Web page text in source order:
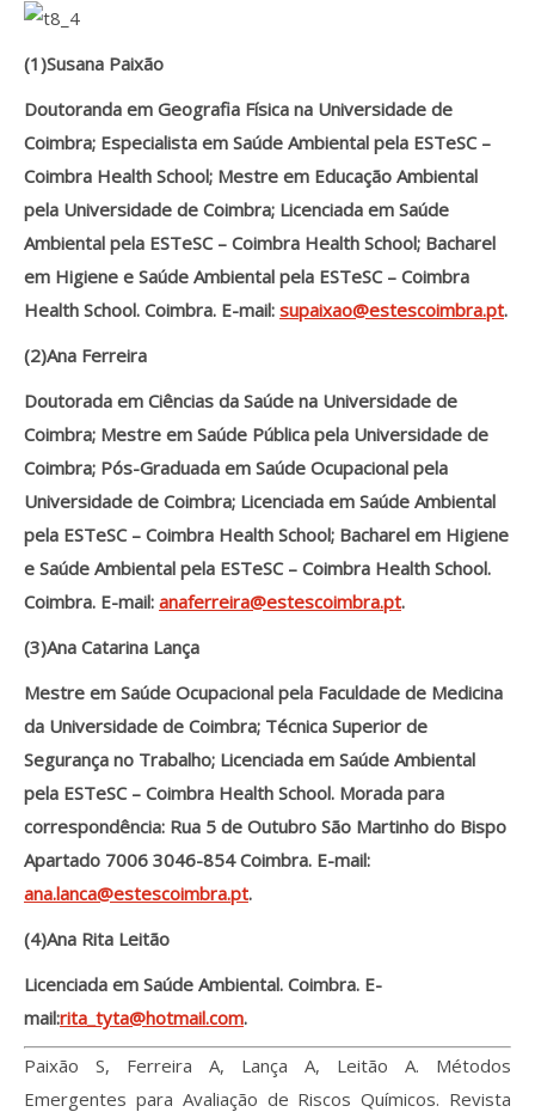
(1)Susana Paixão
Doutoranda em Geografia Física na Universidade de
Coimbra; Especialista em Saúde Ambiental pela ESTeSC –
Coimbra Health School; Mestre em Educação Ambiental
pela Universidade de Coimbra; Licenciada em Saúde
Ambiental pela ESTeSC – Coimbra Health School; Bacharel
em Higiene e Saúde Ambiental pela ESTeSC – Coimbra
Health School. Coimbra. E-mail: supaixao@estescoimbra.pt.
(2)Ana Ferreira
Doutorada em Ciências da Saúde na Universidade de
Coimbra; Mestre em Saúde Pública pela Universidade de
Coimbra; Pós-Graduada em Saúde Ocupacional pela
Universidade de Coimbra; Licenciada em Saúde Ambiental
pela ESTeSC – Coimbra Health School; Bacharel em Higiene
e Saúde Ambiental pela ESTeSC – Coimbra Health School.
Coimbra. E-mail: anaferreira@estescoimbra.pt.
(3)Ana Catarina Lança
Mestre em Saúde Ocupacional pela Faculdade de Medicina
da Universidade de Coimbra; Técnica Superior de
Segurança no Trabalho; Licenciada em Saúde Ambiental
pela ESTeSC – Coimbra Health School. Morada para
correspondência: Rua 5 de Outubro São Martinho do Bispo
Apartado 7006 3046-854 Coimbra. E-mail:
ana.lanca@estescoimbra.pt.
(4)Ana Rita Leitão
Licenciada em Saúde Ambiental. Coimbra. E-
mail:rita_tyta@hotmail.com.
Paixão S, Ferreira A, Lança A, Leitão A. Métodos
Emergentes para Avaliação de Riscos Químicos. Revista